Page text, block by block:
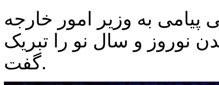
به وزیر امور خارجه
نوروز و سال نو را تبریک
گفت.